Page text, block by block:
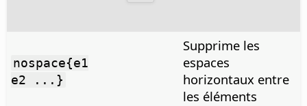
nospace{e1
e2 ...}
Supprime les
espaces
horizontaux entre
les éléments